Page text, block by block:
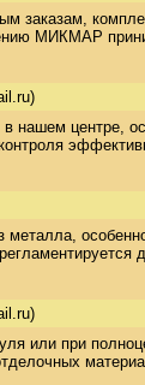
МИКМАР
нашем центре,
металла,
или при